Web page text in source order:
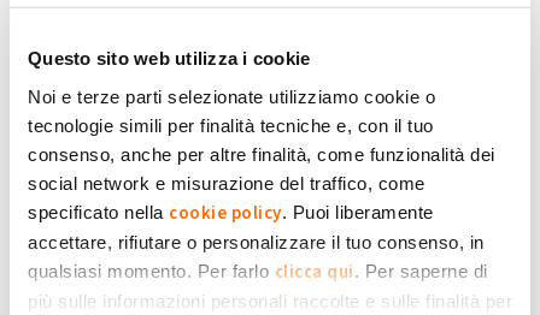
Questo sito web utilizza i cookie
Noi e terze parti selezionate utilizziamo cookie o
tecnologie simili per finalità tecniche e, con il tuo
consenso, anche per altre finalità, come funzionalità dei
social network e misurazione del traffico, come
specificato nella cookie policy . Puoi liberamente
accettare, rifiutare o personalizzare il tuo consenso, in
qualsiasi momento. Per farlo clicca qui . Per saperne di
più sulle informazioni personali raccolte e sulle finalità per
Ho maturato un corrispettivo di 45€ che meno il contributo di
semplicità nel periodo luglio metà ottobre.: prelevata 400Kwh, immessa
1600. Grazie a chi mi aiuterà a capirci qualcosa.
Submitted by Fossacek on Ven, 18/10/2024 - 11:19
+1
0 -1
Torna Su